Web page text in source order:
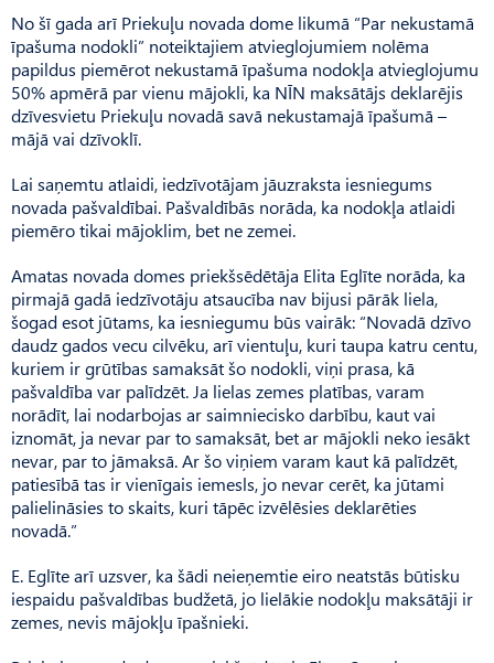
No šī gada arī Priekuļu novada dome likumā “Par nekustamā
īpa­šuma nodokli” noteiktajiem at­vieglojumiem nolēma
papildus piemērot nekustamā īpašuma nodokļa atvieglojumu
50% apmērā par vienu mājokli, ka NĪN maksātājs deklarējis
dzīvesvietu Prie­kuļu novadā savā nekustamajā īpašumā –
mājā vai dzīvoklī.
Lai saņemtu atlaidi, iedzīvotājam jāuzraksta iesniegums
novada pašvaldībai. Pašvaldībās norāda, ka nodokļa atlaidi
piemēro tikai mājoklim, bet ne zemei.
Amatas novada domes priekšsēdētāja Elita Eglīte norāda, ka
pirmajā gadā iedzīvotāju atsaucība nav bijusi pārāk liela,
šogad esot jūtams, ka iesniegumu būs vairāk: “Novadā dzīvo
daudz gados vecu cilvēku, arī vientuļu, kuri taupa katru centu,
kuriem ir grūtības samaksāt šo nodokli, viņi prasa, kā
pašvaldība var palīdzēt. Ja lielas zemes platības, varam
norādīt, lai nodarbojas ar saimniecisko darbību, kaut vai
iznomāt, ja nevar par to samaksāt, bet ar mājokli neko iesākt
nevar, par to jāmaksā. Ar šo viņiem varam kaut kā palīdzēt,
patiesībā tas ir vienīgais iemesls, jo nevar cerēt, ka jūtami
palielināsies to skaits, kuri tāpēc izvēlēsies deklarēties
novadā.”
E. Eglīte arī uzsver, ka šādi neieņemtie eiro neatstās būtisku
iespaidu pašvaldības budžetā, jo lielākie nodokļu maksātāji ir
zemes, nevis mājokļu īpašnieki.